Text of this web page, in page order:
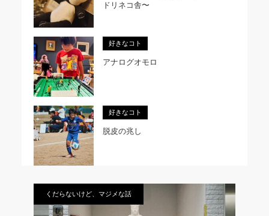
ドリネコ舎〜
好きなコト
アナログオモロ
好きなコト
脱皮の兆し
くだらないけど、マジメな話